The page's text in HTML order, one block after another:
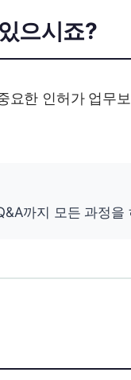
으시죠?
요한 인허가 업무
까지 모든 과정